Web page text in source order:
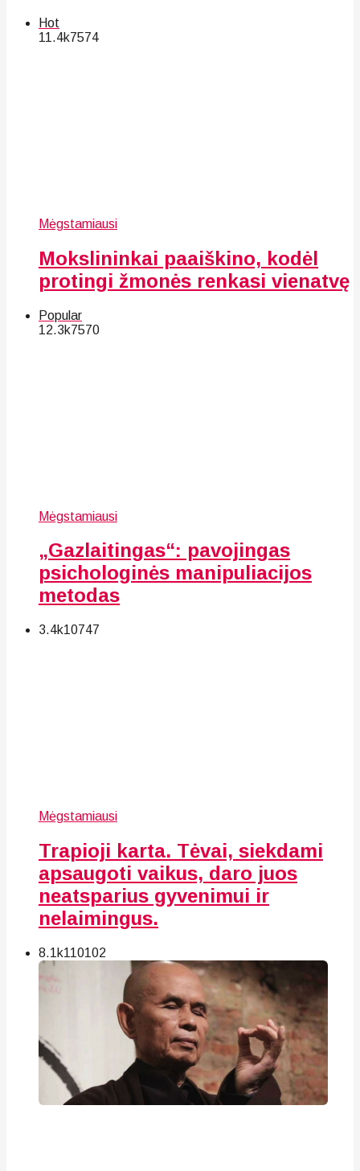
Hot
11.4k7574
Mėgstamiausi
Mokslininkai paaiškino, kodėl
protingi žmonės renkasi vienatvę
Popular
12.3k7570
Mėgstamiausi
„Gazlaitingas“: pavojingas
psichologinės manipuliacijos
metodas
3.4k10747
Mėgstamiausi
Trapioji karta. Tėvai, siekdami
apsaugoti vaikus, daro juos
neatsparius gyvenimui ir
nelaimingus.
8.1k110102